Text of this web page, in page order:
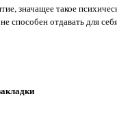
значащее такое
способен отдавать для